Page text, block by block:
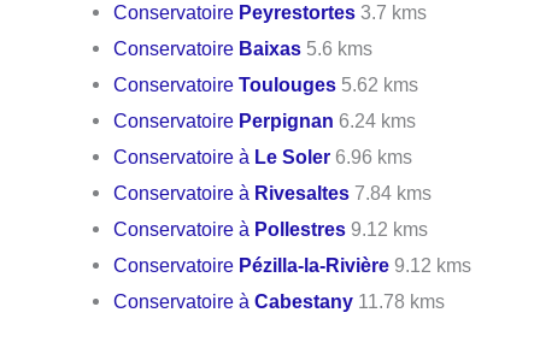
Conservatoire Peyrestortes 3.7 kms
Conservatoire Baixas 5.6 kms
ConservatoireToulouges 5.62 kms
Conservatoire Perpignan 6.24 kms
Conservatoire à Le Soler 6.96 kms
Conservatoire à Rivesaltes 7.84 kms
Conservatoire à Pollestres 9.12 kms
Conservatoire Pézilla-la-Rivière 9.12 kms
Conservatoire àCabestany 11.78 kms